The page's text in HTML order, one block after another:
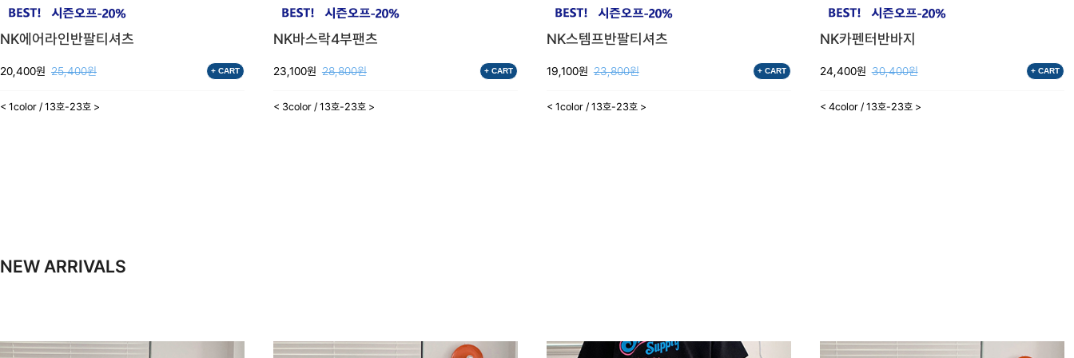
NK에어라인반팔티셔츠
20,400원 25,400원 + CART
< 1color / 13호-23호 >
NK바스락4부팬츠
23,100원 28,800원 + CART
< 3color / 13호-23호 >
NK스템프반팔티셔츠
19,100원 23,800원 + CART
< 1color / 13호-23호 >
NK카펜터반바지
24,400원 30,400원 + CART
< 4color / 13호-23호 >
NEW ARRIVALS